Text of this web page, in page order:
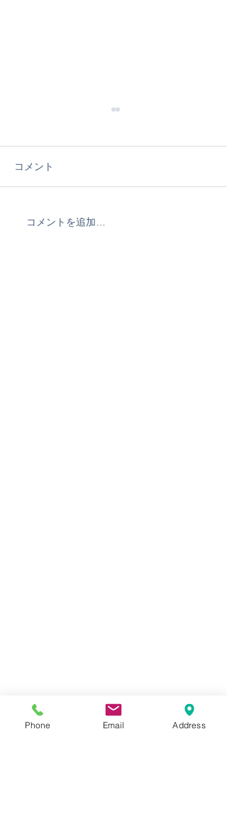
WEBSITEリニューアル!!
コメント
コメントを追加…
Phone Email Address